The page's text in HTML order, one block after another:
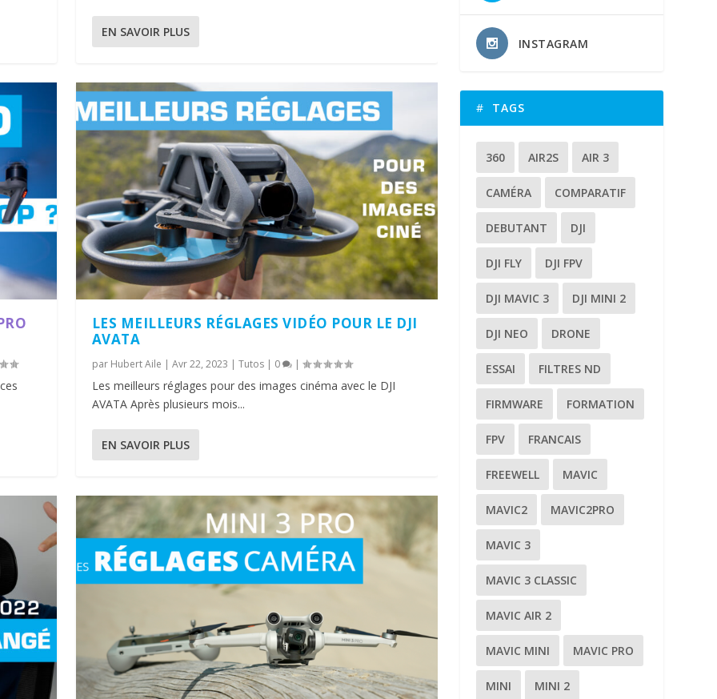
EN SAVOIR PLUS
LES MEILLEURS RÉGLAGES VIDÉO POUR LE DJI
AVATA
par Hubert Aile | Avr 22, 2023 | Tutos| 0 |
Les meilleurs réglages pour des images cinéma avec le DJI
AVATA Après plusieurs mois...
EN SAVOIR PLUS
INSTAGRAM
TAGS
360 AIR2S AIR 3
CAMÉRA COMPARATIF
DEBUTANT DJI
DJI FLY DJI FPV
DJI MAVIC 3 DJI MINI 2
DJI NEO DRONE
ESSAI FILTRES ND
FIRMWARE FORMATION
FPV FRANCAIS
FREEWELL MAVIC
MAVIC2 MAVIC2PRO
MAVIC 3
MAVIC 3 CLASSIC
MAVIC AIR 2
MAVIC MINI MAVIC PRO
MINI MINI 2